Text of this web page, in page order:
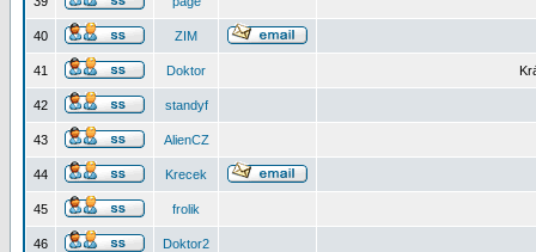
40 ZIM
41 Doktor
42 standyf
43 AlienCZ
44 Krecek
45 frolik
46 Doktor2